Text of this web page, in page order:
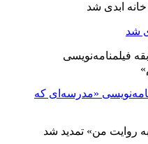
شد
«مدرسه‌ای که